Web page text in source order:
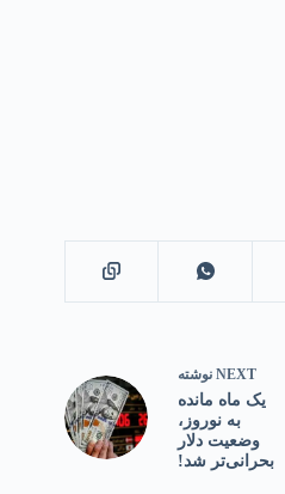
NEXT نوشته
یک ماه مانده
به نوروز،
وضعیت دلار
بحرانی‌تر شد!